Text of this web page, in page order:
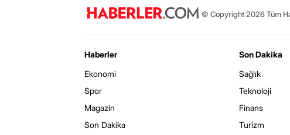
© Copyright 2026 Tüm
Haberler
Ekonomi
Spor
Magazin
Son Dakika
Son Dakika
Sağlık
Teknoloji
Finans
Turizm